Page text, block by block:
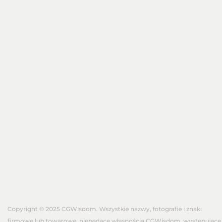
Copyright © 2025 CGWisdom. Wszystkie nazwy, fotografie i znaki